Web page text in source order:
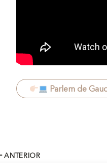
Parlem de
ANTERIOR